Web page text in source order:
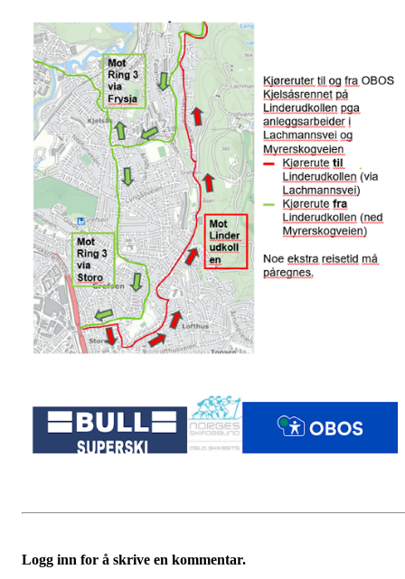
Logg inn for å skrive en kommentar.